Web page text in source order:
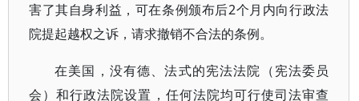
害了其自身利益，可在条例颁布后2个月内向行政法
院提起越权之诉，请求撤销不合法的条例。
在美国，没有德、法式的宪法法院（宪法委员
会）和行政法院设置，任何法院均可行使司法审查